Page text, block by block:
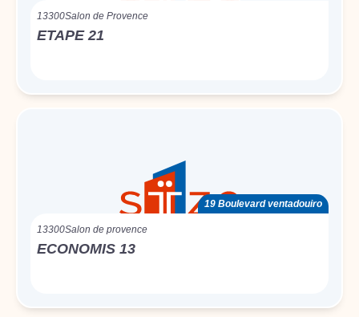
13300Salon de Provence
ETAPE 21
19 Boulevard ventadouiro
13300Salon de provence
ECONOMIS 13